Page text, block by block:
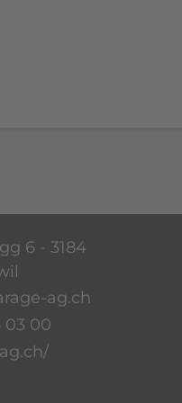
6 - 3184
ag.ch
03 00